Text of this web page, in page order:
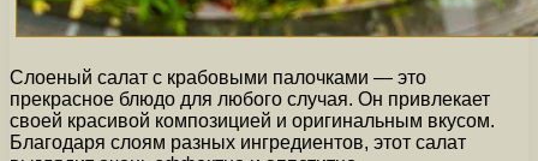
Слоеный салат с крабовыми палочками — это
прекрасное блюдо для любого случая. Он привлекает
своей красивой композицией и оригинальным вкусом.
Благодаря слоям разных ингредиентов, этот салат